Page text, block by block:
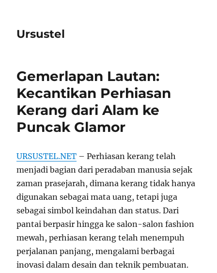
Ursustel
Gemerlapan Lautan:
Kecantikan Perhiasan
Kerang dari Alam ke
Puncak Glamor
URSUSTEL.NET – Perhiasan kerang telah
menjadi bagian dari peradaban manusia sejak
zaman prasejarah, dimana kerang tidak hanya
digunakan sebagai mata uang, tetapi juga
sebagai simbol keindahan dan status. Dari
pantai berpasir hingga ke salon-salon fashion
mewah, perhiasan kerang telah menempuh
perjalanan panjang, mengalami berbagai
inovasi dalam desain dan teknik pembuatan.